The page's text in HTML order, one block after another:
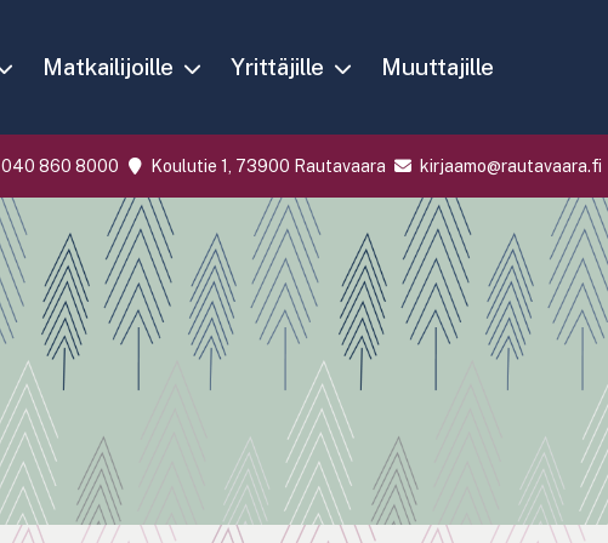
Matkailijoille Yrittäjille Muuttajille
040 860 8000 Koulutie 1, 73900 Rautavaara kirjaamo@rautavaara.fi